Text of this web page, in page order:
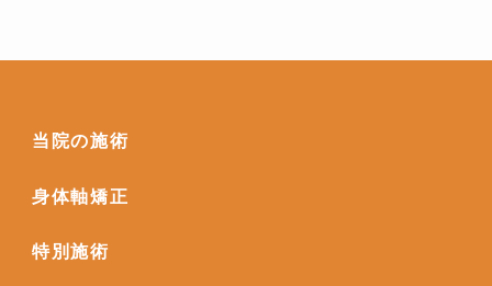
当院の施術
身体軸矯正
特別施術